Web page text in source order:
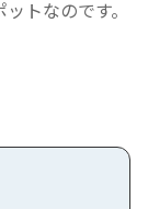
トなのです。